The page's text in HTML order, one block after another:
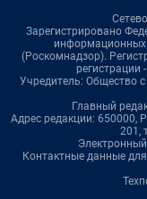
Зарегистрировано
информационных
(Роскомнадзор).
регистрации
Учредитель: Общество
Главный
Адрес редакции: 650000,
201,
Контактные данные